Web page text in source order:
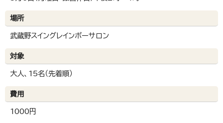
場所
武蔵野スイングレインボーサロン
対象
大人、15名（先着順）
費用
1000円